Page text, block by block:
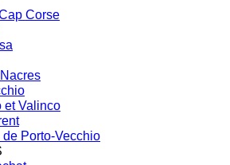
Corse
et Valinco
de Porto-Vecchio